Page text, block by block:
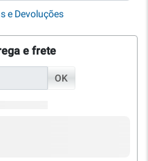
e Devoluções
e frete
OK